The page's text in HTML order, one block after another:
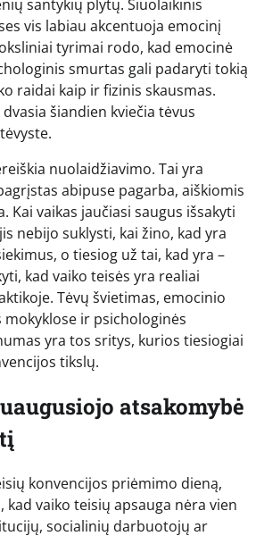
santykių plytų. Šiuolaikinis
vis labiau akcentuoja emocinį
tyrimai rodo, kad emocinė
smurtas gali padaryti tokią
raidai kaip ir fizinis skausmas.
šiandien kviečia tėvus
nuolaidžiavimo. Tai yra
abipuse pagarba, aiškiomis
Kai vaikas jaučiasi saugus išsakyti
nebijo suklysti, kai žino, kad yra
o tiesiog už tai, kad yra –
kad vaiko teisės yra realiai
Tėvų švietimas, emocinio
ir psichologinės
yra tos sritys, kurios tiesiogiai
tikslų.
atsakomybė
konvencijos priėmimo dieną,
vaiko teisių apsauga nėra vien
socialinių darbuotojų ar